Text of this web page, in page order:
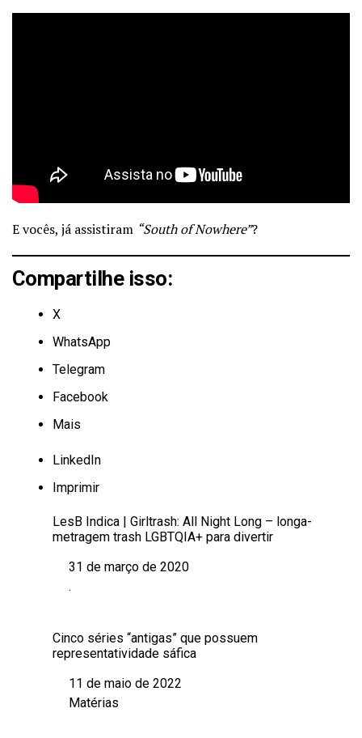
E vocês, já assistiram “South of Nowhere”?
Compartilhe isso:
X
WhatsApp
Telegram
Facebook
Mais
LinkedIn
Imprimir
LesB Indica | Girltrash: All Night Long – longa-
metragem trash LGBTQIA+ para divertir
Data
31 de março de 2020
Em relação a
.
Cinco séries “antigas” que possuem
representatividade sáfica
Data11 de maio de 2022
Em relação a
Matérias